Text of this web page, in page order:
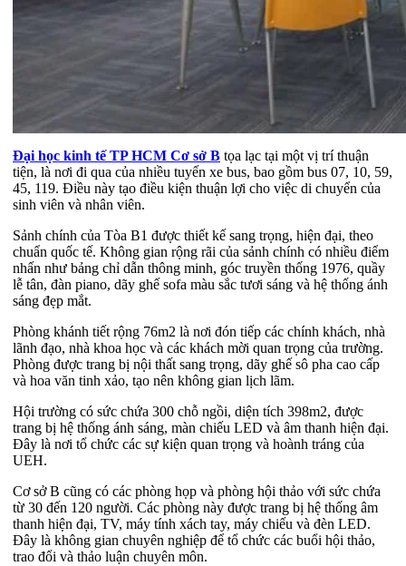
Đại học kinh tế TP HCM Cơ sở B tọa lạc tại một vị trí thuận
tiện, là nơi đi qua của nhiều tuyến xe bus, bao gồm bus 07, 10, 59,
45, 119. Điều này tạo điều kiện thuận lợi cho việc di chuyển của
sinh viên và nhân viên.
Sảnh chính của Tòa B1 được thiết kế sang trọng, hiện đại, theo
chuẩn quốc tế. Không gian rộng rãi của sảnh chính có nhiều điểm
nhấn như bảng chỉ dẫn thông minh, góc truyền thống 1976, quầy
lễ tân, đàn piano, dãy ghế sofa màu sắc tươi sáng và hệ thống ánh
sáng đẹp mắt.
Phòng khánh tiết rộng 76m2 là nơi đón tiếp các chính khách, nhà
lãnh đạo, nhà khoa học và các khách mời quan trọng của trường.
Phòng được trang bị nội thất sang trọng, dãy ghế sô pha cao cấp
và hoa văn tinh xảo, tạo nên không gian lịch lãm.
Hội trường có sức chứa 300 chỗ ngồi, diện tích 398m2, được
trang bị hệ thống ánh sáng, màn chiếu LED và âm thanh hiện đại.
Đây là nơi tổ chức các sự kiện quan trọng và hoành tráng của
UEH.
Cơ sở B cũng có các phòng họp và phòng hội thảo với sức chứa
từ 30 đến 120 người. Các phòng này được trang bị hệ thống âm
thanh hiện đại, TV, máy tính xách tay, máy chiếu và đèn LED.
Đây là không gian chuyên nghiệp để tổ chức các buổi hội thảo,
trao đổi và thảo luận chuyên môn.